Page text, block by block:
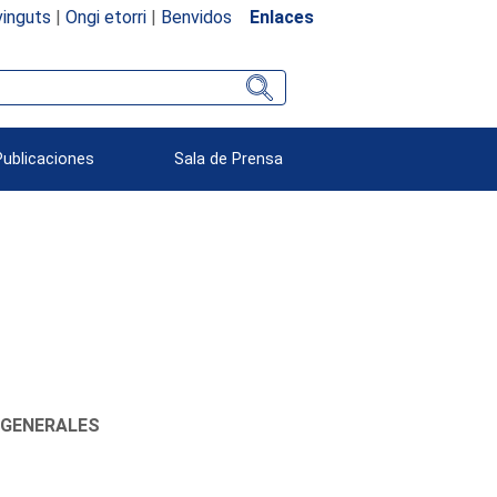
| Ongi etorri| Benvidos Enlaces
Sala de Prensa